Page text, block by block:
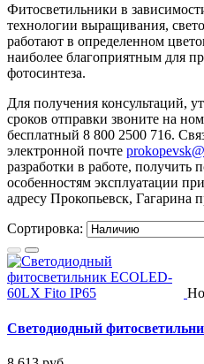
Фитосветильники в
технологии выращивания,
работают в определенном
наиболее благоприятным для
фотосинтеза.
Для получения консультаций,
сроков отправки звоните на
бесплатный 8 800 2500 716.
электронной почте
разработки в работе,
особенностям эксплуатации
адресу Прокопьевск, ​Гагарина
Сортировка:
Светодиодный